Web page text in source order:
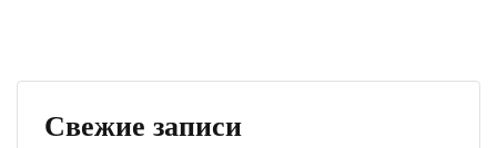
Свежие записи